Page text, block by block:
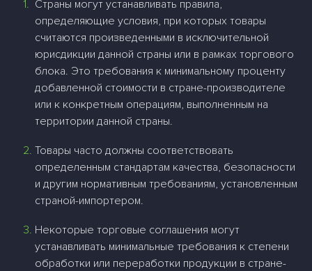
Страны могут устанавливать правила,
определяющие условия, при которых товары
считаются произведенными в исключительной
юрисдикции данной страны или в рамках торгового
блока. Это требования к минимальному проценту
добавленной стоимости в стране-производителе
или к конкретным операциям, выполненным на
территории данной страны.
Товары часто должны соответствовать
определенным стандартам качества, безопасности
и другим нормативным требованиям, установленным
страной-импортером.
Некоторые торговые соглашения могут
устанавливать минимальные требования к степени
обработки или переработки продукции в стране-